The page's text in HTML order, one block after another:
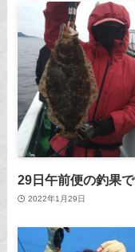
29日午前便の釣果
2022年1月29日